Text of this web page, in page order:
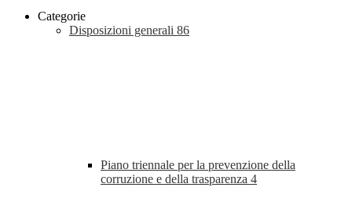
Categorie
Disposizioni generali 86
Piano triennale per la prevenzione della
corruzione e della trasparenza 4